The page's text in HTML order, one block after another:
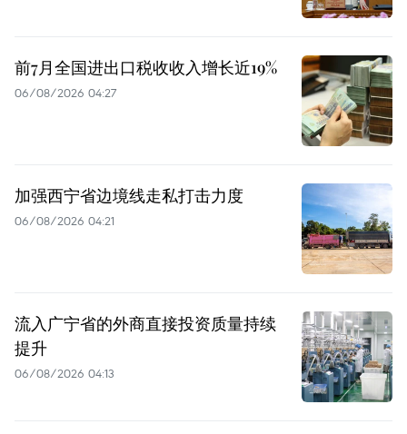
前7月全国进出口税收收入增长近19%
06/08/2026 04:27
加强西宁省边境线走私打击力度
06/08/2026 04:21
流入广宁省的外商直接投资质量持续
提升
06/08/2026 04:13